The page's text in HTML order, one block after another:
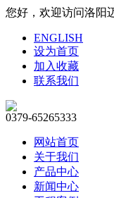
您好，欢迎访问洛阳
ENGLISH
设为首页
加入收藏
联系我们
0379-65265333
网站首页
关于我们
产品中心
新闻中心